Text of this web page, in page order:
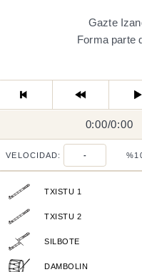
Gazte
Forma parte
0:00/
0:00/0:00
VELOCIDAD: -
TXISTU 1
TXISTU 2
SILBOTE
DAMBOLIN